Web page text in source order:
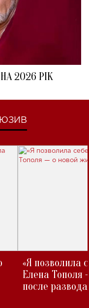
2026 РІК
«Я позволила
Елена Тополя
после развода